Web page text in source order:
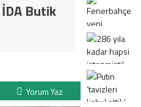
Butik
Yorum Yaz